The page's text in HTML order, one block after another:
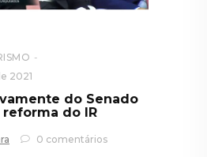
2021
do Senado
do IR
0 comentários